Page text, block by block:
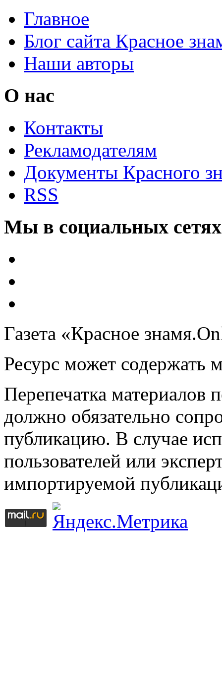
Главное
Блог сайта Красное
Наши авторы
О нас
Контакты
Рекламодателям
Документы Красного
RSS
Мы в социальных сетях
Газета «Красное
Ресурс может содержать
Перепечатка материалов
должно обязательно
публикацию. В случае
пользователей или
импортируемой